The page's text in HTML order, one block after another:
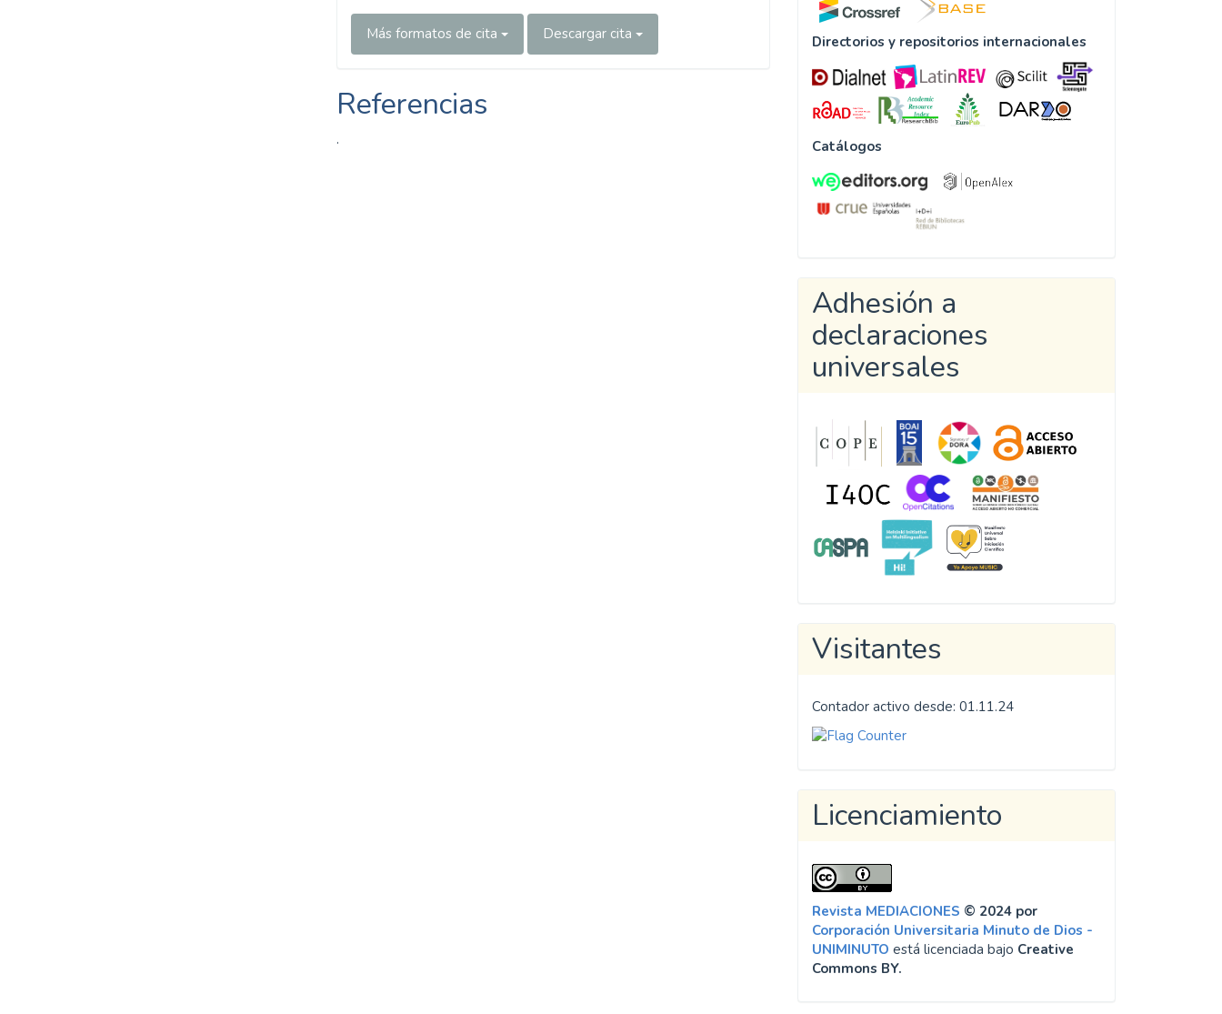
Más formatos de cita Descargar cita
Referencias
.
Directorios y repositorios internacionales
Catálogos
Adhesión a
declaraciones
universales
Visitantes
Contador activo desde: 01.11.24
Licenciamiento
Revista MEDIACIONES © 2024 por
Corporación Universitaria Minuto de Dios -
UNIMINUTO está licenciada bajo Creative
Commons BY.